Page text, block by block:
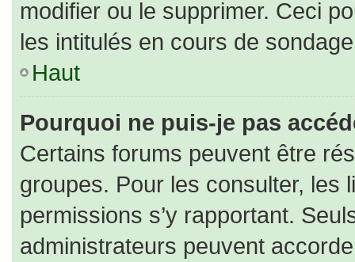
modifier ou le supprimer. Ceci
les intitulés en cours de
Haut
Pourquoi ne puis-je pas
Certains forums peuvent être
groupes. Pour les consulter, les
permissions s’y rapportant.
administrateurs peuvent